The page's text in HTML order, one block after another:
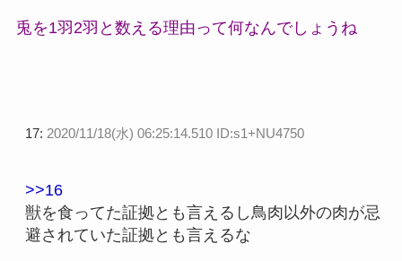
兎を1羽2羽と数える理由って何なんでしょうね
17: 2020/11/18(水) 06:25:14.510 ID:s1+NU4750
>>16
獣を食ってた証拠とも言えるし鳥肉以外の肉が忌
避されていた証拠とも言えるな